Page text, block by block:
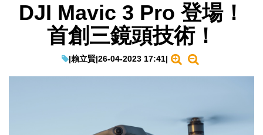
DJI Mavic 3 Pro 登場！
首創三鏡頭技術！
|賴立賢|26-04-2023 17:41|